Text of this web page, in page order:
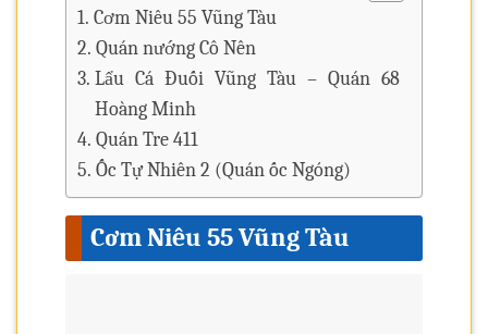
Cơm Niêu 55 Vũng Tàu
Quán nướng Cô Nên
Lẩu Cá Đuối Vũng Tàu – Quán 68
Hoàng Minh
Quán Tre 411
Ốc Tự Nhiên 2 (Quán ốc Ngóng)
Cơm Niêu 55 Vũng Tàu